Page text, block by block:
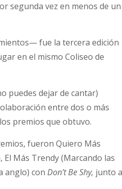
segunda vez en menos de un
fue la tercera edición
en el mismo Coliseo de
puedes dejar de cantar)
entre dos o más
premios que obtuvo.
fueron Quiero Más
Más Trendy (Marcando las
anglo) con Don’t Be Shy, junto a